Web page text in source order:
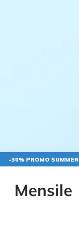
-30% PROMO SUMMER
Mensile